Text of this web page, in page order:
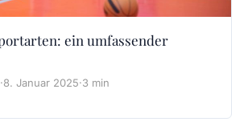
ein umfassender
·8. Januar 2025·3 min